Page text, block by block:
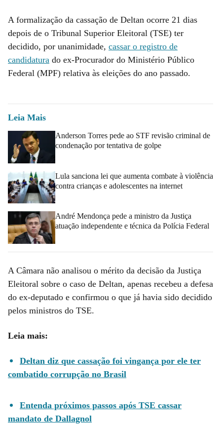
A formalização da cassação de Deltan ocorre 21 dias
depois de o Tribunal Superior Eleitoral (TSE) ter
decidido, por unanimidade, cassar o registro de
candidatura do ex-Procurador do Ministério Público
Federal (MPF) relativa às eleições do ano passado.
Leia Mais
Anderson Torres pede ao STF revisão criminal de
condenação por tentativa de golpe
Lula sanciona lei que aumenta combate à violência
contra crianças e adolescentes na internet
André Mendonça pede a ministro da Justiça
atuação independente e técnica da Polícia Federal
A Câmara não analisou o mérito da decisão da Justiça
Eleitoral sobre o caso de Deltan, apenas recebeu a defesa
do ex-deputado e confirmou o que já havia sido decidido
pelos ministros do TSE.
Leia mais:
Deltan diz que cassação foi vingança por ele ter
combatido corrupção no Brasil
Entenda próximos passos após TSE cassar
mandato de Dallagnol